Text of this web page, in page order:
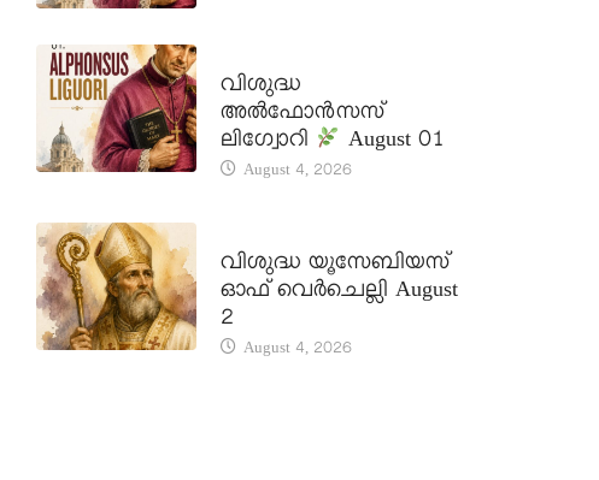
വിശുദ്ധ
അൽഫോൻസസ്
ലിഗ്വോറി
August 01
August 4, 2026
വിശുദ്ധ യൂസേബിയസ്
ഓഫ് വെർചെല്ലി August
2
August 4, 2026